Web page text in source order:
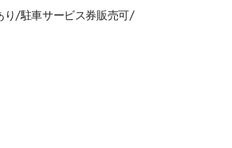
り/駐車サービス券販売可/